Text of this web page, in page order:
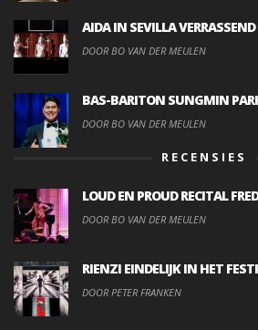
AIDA IN SEVILLA
DOOR BO VAN DER MEULEN
BAS-BARITON SUNGMIN
DOOR BO VAN DER MEULEN
RECENSIES
LOUD EN PROUD RECITAL
DOOR BO VAN DER MEULEN
RIENZI EINDELIJK IN HET
DOOR PETER FRANKEN